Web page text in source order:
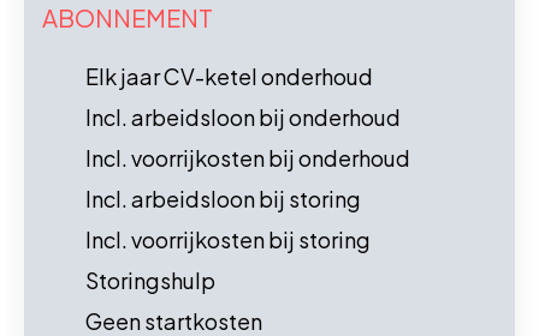
ABONNEMENT
Elk jaar CV-ketel onderhoud
Incl. arbeidsloon bij onderhoud
Incl. voorrijkosten bij onderhoud
Incl. arbeidsloon bij storing
Incl. voorrijkosten bij storing
Storingshulp
Geen startkosten